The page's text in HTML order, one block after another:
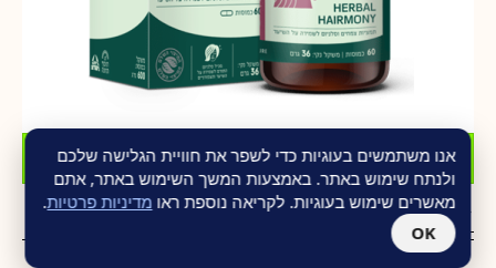
הוסף לסל
Herbal Hairmony מבית ברא
₪ 150.00
צמחי מרפא מהרפואות המסורתיות הכולךלים גם את המינרל
אנו משתמשים בעוגיות כדי לשפר את חוויית הגלישה שלכם
ולנתח שימוש באתר. באמצעות המשך השימוש באתר, אתם
מאשרים שימוש בעוגיות. לקריאה נוספת ראו מדיניות פרטיות.
OK